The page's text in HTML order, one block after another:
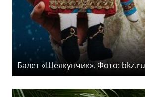
Балет «Щелкунчик». Фото: bkz.ru